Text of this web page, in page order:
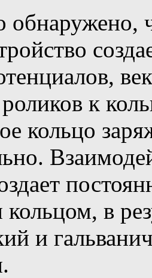
обнаружено,
к
кольцо
в
и